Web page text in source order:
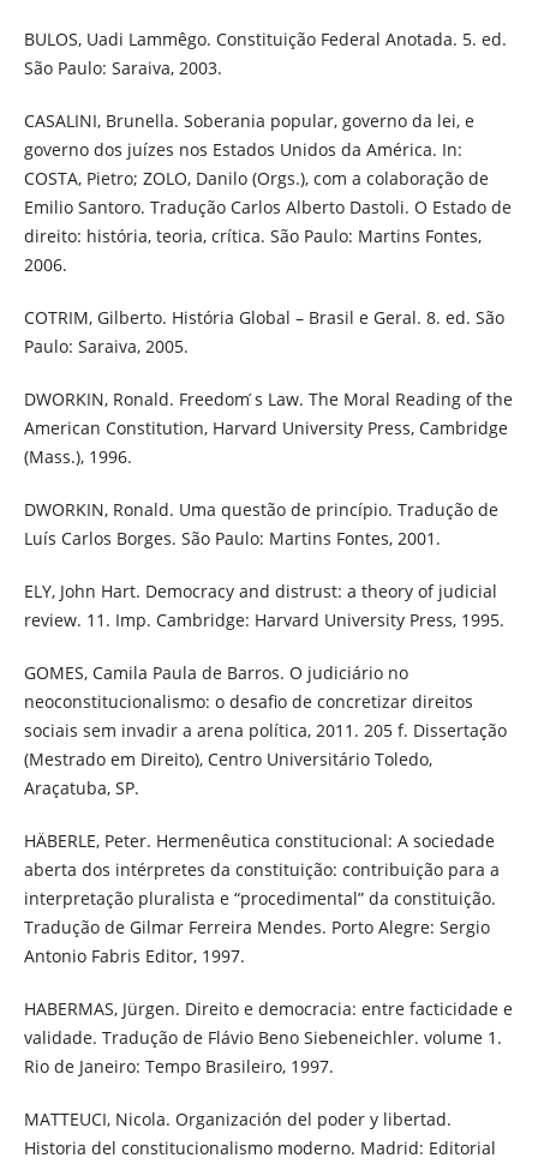
BULOS, Uadi Lammêgo. Constituição Federal Anotada. 5. ed.
São Paulo: Saraiva, 2003.
CASALINI, Brunella. Soberania popular, governo da lei, e
governo dos juízes nos Estados Unidos da América. In:
COSTA, Pietro; ZOLO, Danilo (Orgs.), com a colaboração de
Emilio Santoro. Tradução Carlos Alberto Dastoli. O Estado de
direito: história, teoria, crítica. São Paulo: Martins Fontes,
2006.
COTRIM, Gilberto. História Global – Brasil e Geral. 8. ed. São
Paulo: Saraiva, 2005.
DWORKIN, Ronald. Freedom ́s Law. The Moral Reading of the
American Constitution, Harvard University Press, Cambridge
(Mass.), 1996.
DWORKIN, Ronald. Uma questão de princípio. Tradução de
Luís Carlos Borges. São Paulo: Martins Fontes, 2001.
ELY, John Hart. Democracy and distrust: a theory of judicial
review. 11. Imp. Cambridge: Harvard University Press, 1995.
GOMES, Camila Paula de Barros. O judiciário no
neoconstitucionalismo: o desafio de concretizar direitos
sociais sem invadir a arena política, 2011. 205 f. Dissertação
(Mestrado em Direito), Centro Universitário Toledo,
Araçatuba, SP.
HÄBERLE, Peter. Hermenêutica constitucional: A sociedade
aberta dos intérpretes da constituição: contribuição para a
interpretação pluralista e “procedimental” da constituição.
Tradução de Gilmar Ferreira Mendes. Porto Alegre: Sergio
Antonio Fabris Editor, 1997.
HABERMAS, Jürgen. Direito e democracia: entre facticidade e
validade. Tradução de Flávio Beno Siebeneichler. volume 1.
Rio de Janeiro: Tempo Brasileiro, 1997.
MATTEUCI, Nicola. Organización del poder y libertad.
Historia del constitucionalismo moderno. Madrid: Editorial